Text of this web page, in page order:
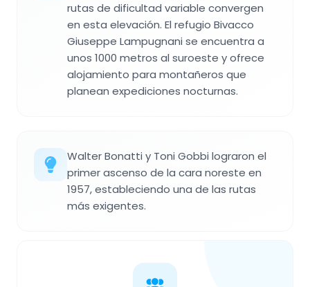
rutas de dificultad variable convergen
en esta elevación. El refugio Bivacco
Giuseppe Lampugnani se encuentra a
unos 1000 metros al suroeste y ofrece
alojamiento para montañeros que
planean expediciones nocturnas.
Walter Bonatti y Toni Gobbi lograron el
primer ascenso de la cara noreste en
1957, estableciendo una de las rutas
más exigentes.